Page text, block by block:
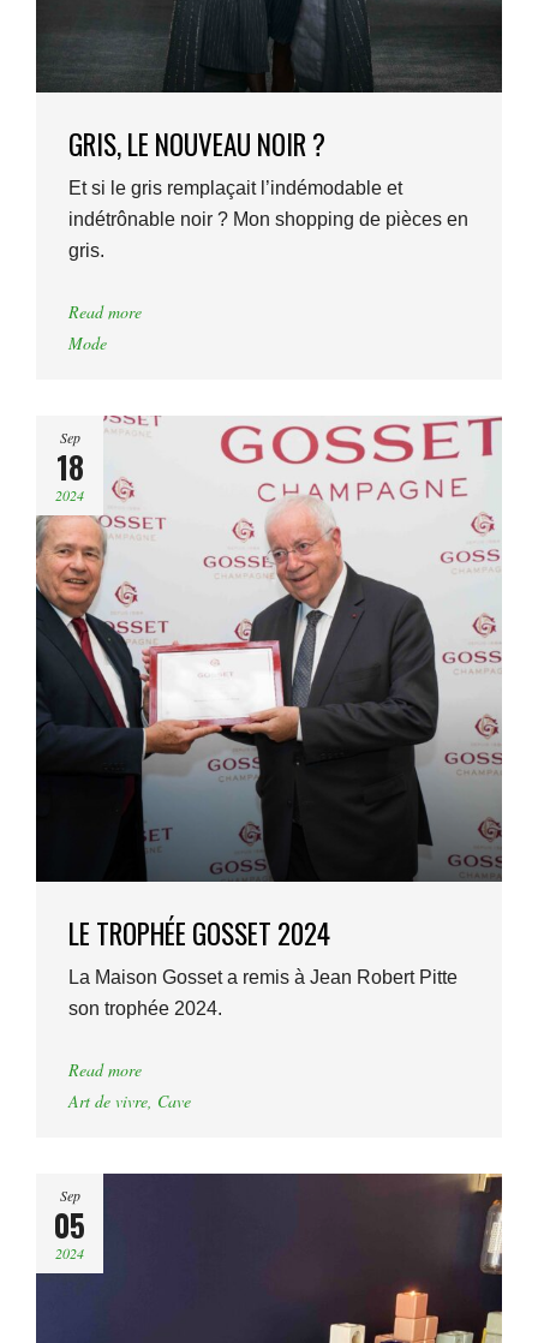
GRIS, LE NOUVEAU NOIR ?
Et si le gris remplaçait l’indémodable et
indétrônable noir ? Mon shopping de pièces en
gris.
Read more
Mode
Sep
18
2024
LE TROPHÉE GOSSET 2024
La Maison Gosset a remis à Jean Robert Pitte
son trophée 2024.
Read more
Art de vivre Cave
Sep
05
2024